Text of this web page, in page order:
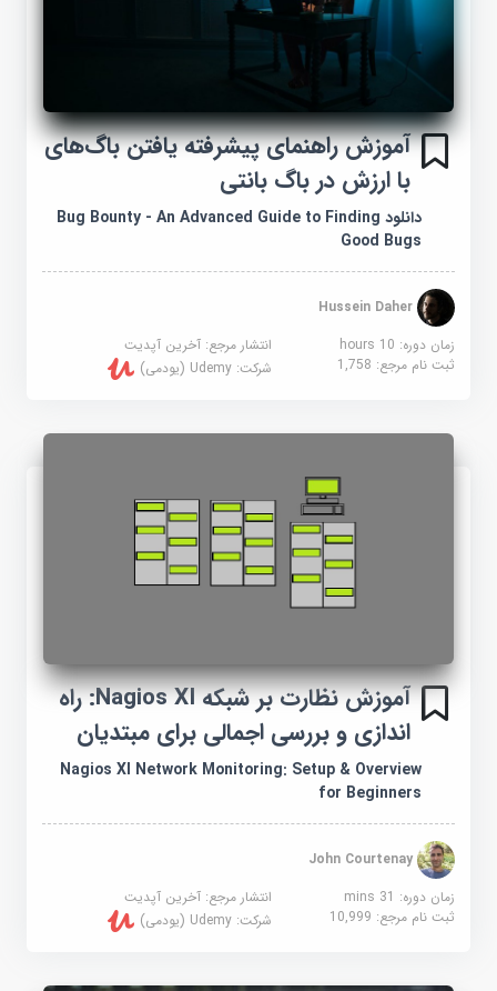
آموزش راهنمای پیشرفته یافتن باگ‌های
با ارزش در باگ بانتی
دانلود Bug Bounty - An Advanced Guide to Finding
Good Bugs
Hussein Daher
زمان دوره: 10 hours
انتشار مرجع:آخرین آپدیت
ثبت نام مرجع:1,758 شرکت:Udemy (یودمی)
آموزش نظارت بر شبکه Nagios XI: راه
اندازی و بررسی اجمالی برای مبتدیان
Nagios XI Network Monitoring: Setup & Overview
for Beginners
John Courtenay
زمان دوره: 31 mins
انتشار مرجع:آخرین آپدیت
ثبت نام مرجع:10,999 شرکت:Udemy (یودمی)